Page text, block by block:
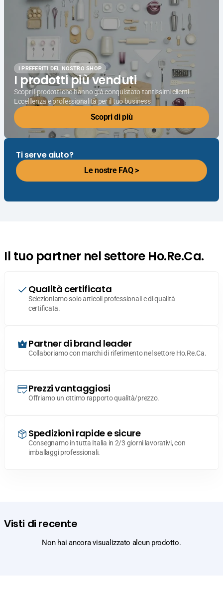
I PREFERITI DEL NOSTRO SHOP
I prodotti più venduti
Scopri i prodotti che hanno già conquistato tantissimi clienti.
Eccelllenza e professionalità per il tuo business
Scopri di più
Ti serve aiuto?
Le nostre FAQ >
Il tuo partner nel settore Ho.Re.Ca.
Qualità certificata
Selezioniamo solo articoli professionali e di qualità
certificata.
Partner di brand leader
Collaboriamo con marchi di riferimento nel settore Ho.Re.Ca.
Prezzi vantaggiosi
Offriamo un ottimo rapporto qualità/prezzo.
Spedizioni rapide e sicure
Consegnamo in tutta Italia in 2/3 giorni lavorativi, con
imballaggi professionali.
Visti di recente
Non hai ancora visualizzato alcun prodotto.